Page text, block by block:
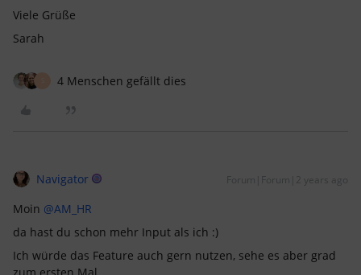
Viele Grüße
Sarah
4 Menschen gefällt dies
Navigator Forum|Forum|2 years ago
Moin @AM_HR
da hast du schon mehr Input als ich :)
Ich würde das Feature auch gern nutzen, sehe es aber grad
zum ersten Mal.